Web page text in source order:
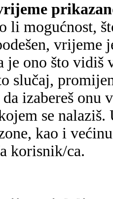
li mogućnost,
vrijeme
je ono što vidiš
slučaj,
izabereš onu
se
kao i
korisnik/ca.